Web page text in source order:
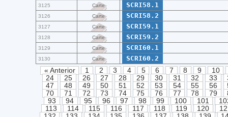
3125 Carte SCRI58.1
3126 Carte SCRI58.2
3127 Carte SCRI59.1
3128 Carte SCRI59.2
3129 Carte SCRI60.1
3130 Carte
SCRI60.2
« Anterior
1 2 3 4 5 6 7 8 9
10
24
25 26 27 28 29 30 31 32 33
47
48 49 50 51 52 53 54 55 56
70
71 72 73 74 75 76 77 78 79
93
94 95 96 97 98 99 100 101
113
114 115 116 117 118 119 120